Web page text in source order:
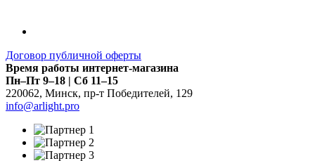
Договор публичной оферты
Время работы интернет-магазина
Пн–Пт 9–18 | Сб 11–15
220062, Минск, пр-т Победителей, 129
info@arlight.pro